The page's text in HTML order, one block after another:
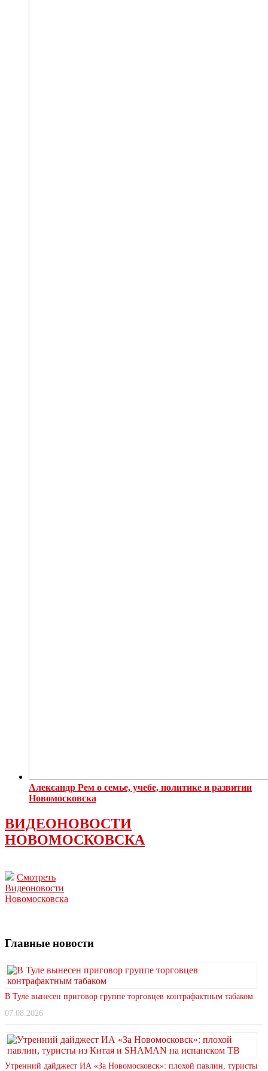
Александр Рем о семье, учебе, политике и развитии
Новомосковска
ВИДЕОНОВОСТИ
НОВОМОСКОВСКА
Смотреть
Видеоновости
Новомосковска
Главные новости
В Туле вынесен приговор группе торговцев контрафактным табаком
07.08.2026
Утренний дайджест ИА «За Новомосковск»: плохой павлин, туристы